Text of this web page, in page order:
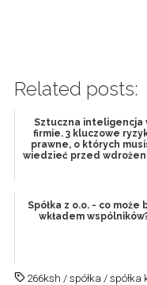
Related posts:
Sztuczna inteligencja
firmie. 3 kluczowe
prawne, o których
wiedzieć przed
Spółka z o.o. - co może
wkładem
266ksh /spółka /spółka